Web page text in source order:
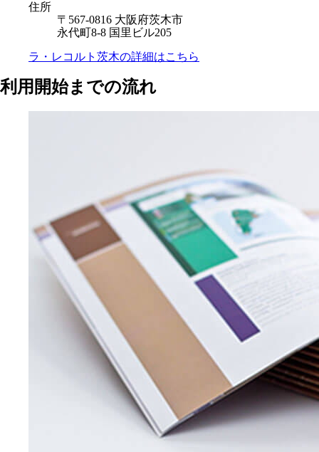
住所
〒567-0816 大阪府茨木市
永代町8-8 国里ビル205
ラ・レコルト茨木の詳細はこちら
利用開始までの流れ